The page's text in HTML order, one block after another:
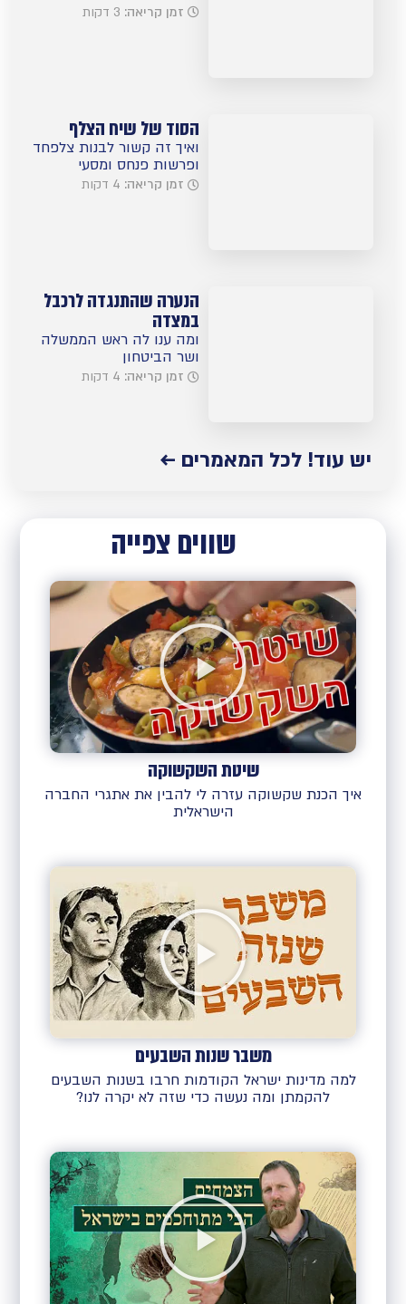
זמן קריאה: 3 דקות
הסוד של שיח הצלף
ואיך זה קשור לבנות צלפחד
ופרשות פנחס ומסעי
זמן קריאה: 4 דקות
הנערה שהתנגדה לרכבל
במצדה
ומה ענו לה ראש הממשלה
ושר הביטחון
זמן קריאה: 4 דקות
יש עוד! לכל המאמרים ←
שווים צפייה
שיטת השקשוקה
איך הכנת שקשוקה עזרה לי להבין את אתגרי החברה
הישראלית
משבר שנות השבעים
למה מדינות ישראל הקודמות חרבו בשנות השבעים
להקמתן ומה נעשה כדי שזה לא יקרה לנו?